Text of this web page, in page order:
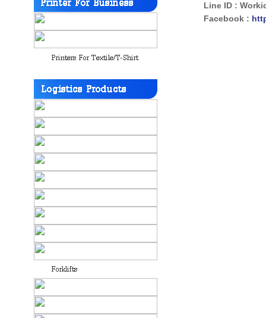
Line ID :
Facebook :